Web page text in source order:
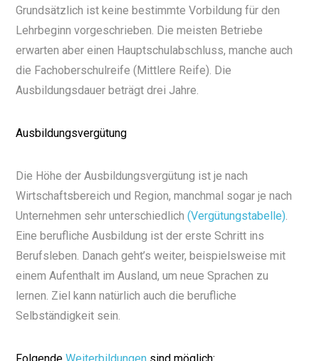
Grundsätzlich ist keine bestimmte Vorbildung für den
Lehrbeginn vorgeschrieben. Die meisten Betriebe
erwarten aber einen Hauptschulabschluss, manche auch
die Fachoberschulreife (Mittlere Reife). Die
Ausbildungsdauer beträgt drei Jahre.
Ausbildungsvergütung
Die Höhe der Ausbildungsvergütung ist je nach
Wirtschaftsbereich und Region, manchmal sogar je nach
Unternehmen sehr unterschiedlich(Vergütungstabelle).
Eine berufliche Ausbildung ist der erste Schritt ins
Berufsleben. Danach geht’s weiter, beispielsweise mit
einem Aufenthalt im Ausland, um neue Sprachen zu
lernen. Ziel kann natürlich auch die berufliche
Selbständigkeit sein.